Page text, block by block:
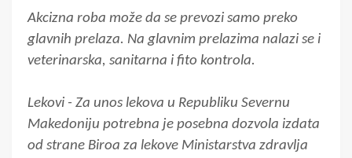
Akcizna roba može da se prevozi samo preko
glavnih prelaza. Na glavnim prelazima nalazi se i
veterinarska, sanitarna i fito kontrola.
Lekovi - Za unos lekova u Republiku Severnu
Makedoniju potrebna je posebna dozvola izdata
od strane Biroa za lekove Ministarstva zdravlja